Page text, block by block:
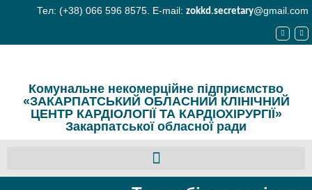
Тел: (+38) 066 596 8575. E-mail: zokkd.secretary@gmail.com
Комунальне некомерційне підприємство
«ЗАКАРПАТСЬКИЙ ОБЛАСНИЙ КЛІНІЧНИЙ
ЦЕНТР КАРДІОЛОГІЇ ТА КАРДІОХІРУРГІЇ»
Закарпатської обласної ради